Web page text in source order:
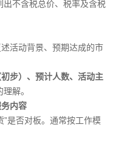
出不含税总价、税率及含税
活动背景、预期达成的市
步）、预计人数、活动主
解。
内容
”是否对板。通常按工作模